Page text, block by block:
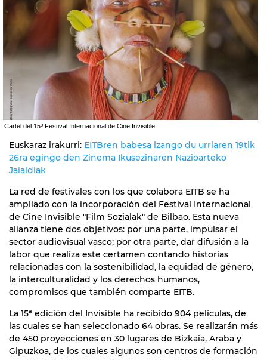
Cartel del 15º Festival Internacional de Cine Invisible
Euskaraz irakurri: EITBren babesa izango du urriaren 19tik
26ra egingo den Zinema Ikusezinaren Nazioarteko
Jaialdiak
La red de festivales con los que colabora EITB se ha
ampliado con la incorporación del Festival Internacional
de Cine Invisible "Film Sozialak" de Bilbao. Esta nueva
alianza tiene dos objetivos: por una parte, impulsar el
sector audiovisual vasco; por otra parte, dar difusión a la
labor que realiza este certamen contando historias
relacionadas con la sostenibilidad, la equidad de género,
la interculturalidad y los derechos humanos,
compromisos que también comparte EITB.
La 15ª edición del Invisible ha recibido 904 películas, de
las cuales se han seleccionado 64 obras. Se realizarán más
de 450 proyecciones en 30 lugares de Bizkaia, Araba y
Gipuzkoa, de los cuales algunos son centros de formación